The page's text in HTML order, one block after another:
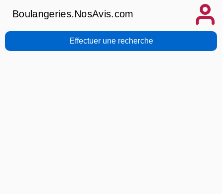
Boulangeries.NosAvis.com
Effectuer une recherche